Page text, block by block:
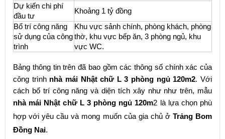
Dự kiến chi phí
đầu tư
Khoảng 1 tỷ đồng
Bố trí công năng
sử dụng của công
trình
Khu vực sảnh chính, phòng khách, phòng
thờ, khu vực bếp ăn, 3 phòng ngủ, khu
vực WC.
Bảng thông tin trên đã bao gồm các thông số chính xác của
công trình nhà mái Nhật chữ L 3 phòng ngủ 120m2. Với
cách bố trí công năng và diện tích xây như như trên, mẫu
nhà mái Nhật chữ L 3 phòng ngủ 120m2 là lựa chọn phù
hợp với yêu cầu và mong muốn của gia chủ ở Trảng Bom
Đồng Nai.